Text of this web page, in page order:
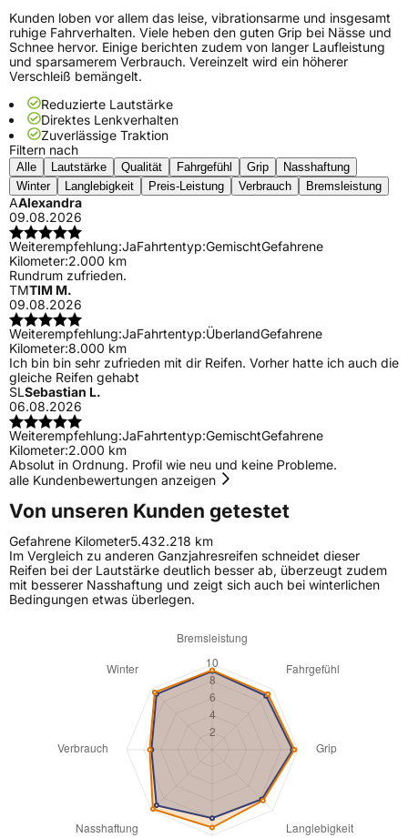
Kunden loben vor allem das leise, vibrationsarme und insgesamt
ruhige Fahrverhalten. Viele heben den guten Grip bei Nässe und
Schnee hervor. Einige berichten zudem von langer Laufleistung
und sparsamerem Verbrauch. Vereinzelt wird ein höherer
Verschleiß bemängelt.
Reduzierte Lautstärke
Direktes Lenkverhalten
Zuverlässige Traktion
Filtern nach
Alle Lautstärke Qualität Fahrgefühl Grip
Nasshaftung
Winter
Langlebigkeit Preis-Leistung Verbrauch Bremsleistung
AAlexandra
09.08.2026
Weiterempfehlung:JaFahrtentyp:GemischtGefahrene
Kilometer:2.000 km
Rundrum zufrieden.
TMTIM M.
09.08.2026
Weiterempfehlung:JaFahrtentyp:ÜberlandGefahrene
Kilometer:8.000 km
Ich bin bin sehr zufrieden mit dir Reifen. Vorher hatte ich auch die
gleiche Reifen gehabt
SLSebastian L.
06.08.2026
Weiterempfehlung:JaFahrtentyp:GemischtGefahrene
Kilometer:2.000 km
Absolut in Ordnung. Profil wie neu und keine Probleme.
alle Kundenbewertungen anzeigen
Von unseren Kunden getestet
Gefahrene Kilometer5.432.218 km
Im Vergleich zu anderen Ganzjahresreifen schneidet dieser
Reifen bei der Lautstärke deutlich besser ab, überzeugt zudem
mit besserer Nasshaftung und zeigt sich auch bei winterlichen
Bedingungen etwas überlegen.